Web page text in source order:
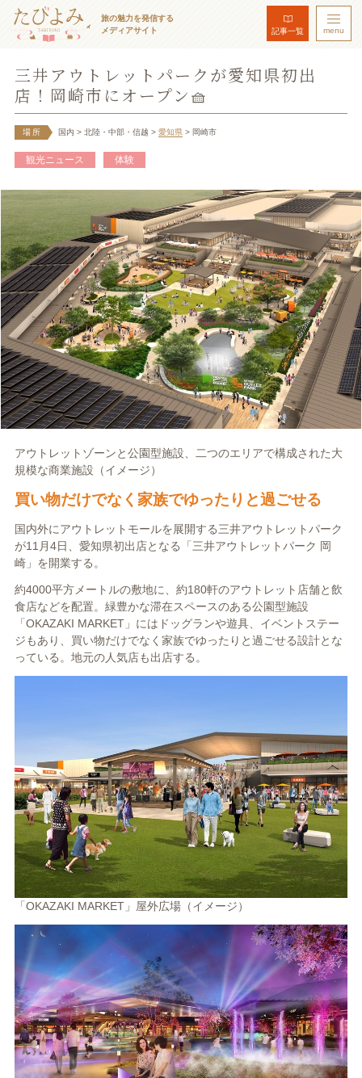
旅の魅力を発信する
メディアサイト
記事一覧 menu
三井アウトレットパークが愛知県初出
店！岡崎市にオープン🧺
場所 国内 > 北陸・中部・信越 > 愛知県 > 岡崎市
観光ニュース 体験
アウトレットゾーンと公園型施設、二つのエリアで構成された大
規模な商業施設（イメージ）
買い物だけでなく家族でゆったりと過ごせる
国内外にアウトレットモールを展開する三井アウトレットパーク
が11月4日、愛知県初出店となる「三井アウトレットパーク 岡
崎」を開業する。
約4000平方メートルの敷地に、約180軒のアウトレット店舗と飲
食店などを配置。緑豊かな滞在スペースのある公園型施設
「OKAZAKI MARKET」にはドッグランや遊具、イベントステー
ジもあり、買い物だけでなく家族でゆったりと過ごせる設計とな
っている。地元の人気店も出店する。
「OKAZAKI MARKET」屋外広場（イメージ）